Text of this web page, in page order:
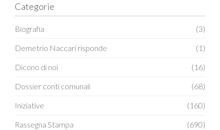
Categorie
Biografia (3)
Demetrio Naccari risponde (1)
Dicono di noi (16)
Dossier conti comunali (68)
Iniziative (160)
Rassegna Stampa (690)